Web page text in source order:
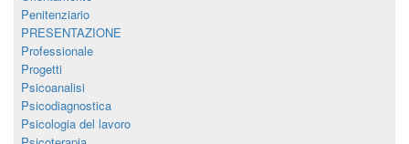
Penitenziario
PRESENTAZIONE
Professionale
Progetti
Psicoanalisi
Psicodiagnostica
Psicologia del lavoro